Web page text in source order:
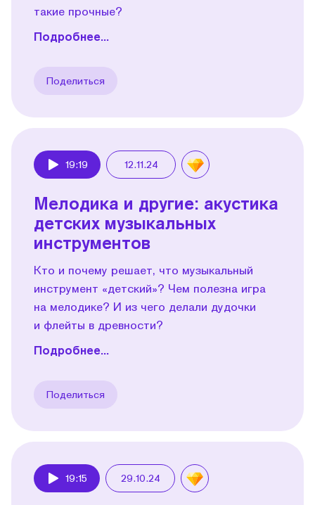
такие прочные?
Подробнее...
Поделиться
19:19 12.11.24
Мелодика и другие: акустика
детских музыкальных
инструментов
Кто и почему решает, что музыкальный
инструмент «детский»? Чем полезна игра
на мелодике? И из чего делали дудочки
и флейты в древности?
Подробнее...
Поделиться
19:15 29.10.24